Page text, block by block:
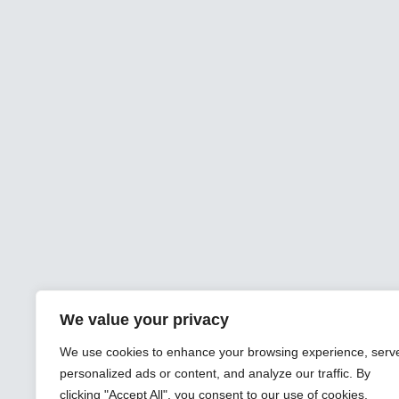
We value your privacy
We use cookies to enhance your browsing experience,
personalized ads or content, and analyze our traffic. By
clicking "Accept All", you consent to our use of cookies.